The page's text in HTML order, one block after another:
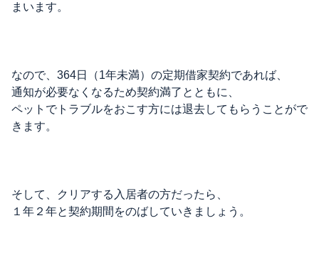
まいます。
なので、364日（1年未満）の定期借家契約であれば、
通知が必要なくなるため契約満了とともに、
ペットでトラブルをおこす方には退去してもらうことがで
きます。
そして、クリアする入居者の方だったら、
１年２年と契約期間をのばしていきましょう。